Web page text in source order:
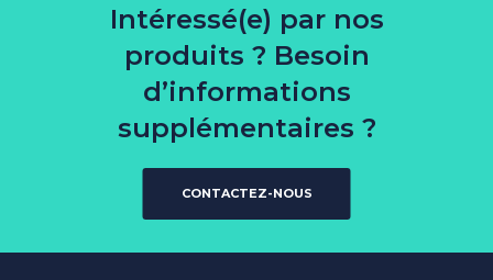
Intéressé(e) par nos
produits ? Besoin
d’informations
supplémentaires ?
CONTACTEZ-NOUS